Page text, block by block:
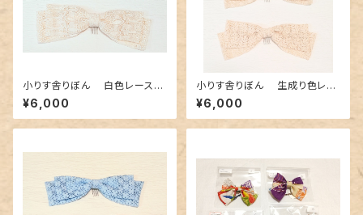
小りす舎りぼん 白色レースり
ぼん（大）
¥6,000
小りす舎りぼん 生成り色レー
スりぼん（大）
¥6,000